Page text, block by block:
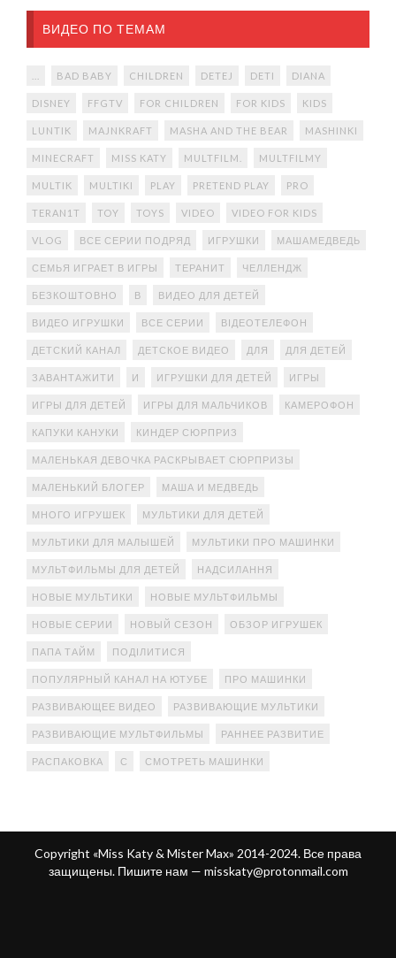
ВИДЕО ПО ТЕМАМ
BAD BABY CHILDREN DETEJ DETI DIANA
DISNEY FFGTV FOR CHILDREN FOR KIDS KIDS
LUNTIK MAJNKRAFT MASHA AND THE BEAR MASHINKI
MINECRAFT MISS KATY MULTFILM. MULTFILMY
MULTIK MULTIKI PLAY PRETEND PLAY PRO
TERAN1T TOY TOYS VIDEO VIDEO FOR KIDS
VLOG ВСЕ СЕРИИ ПОДРЯД ИГРУШКИ МАШАМЕДВЕДЬ
СЕМЬЯ ИГРАЕТ В ИГРЫ ТЕРАНИТ ЧЕЛЛЕНДЖ
БЕЗКОШТОВНО В ВИДЕО ДЛЯ ДЕТЕЙ
ВИДЕО ИГРУШКИ ВСЕ СЕРИИ ВІДЕОТЕЛЕФОН
ДЕТСКИЙ КАНАЛ ДЕТСКОЕ ВИДЕО ДЛЯ ДЛЯ ДЕТЕЙ
ЗАВАНТАЖИТИ И ИГРУШКИ ДЛЯ ДЕТЕЙ ИГРЫ
ИГРЫ ДЛЯ ДЕТЕЙ ИГРЫ ДЛЯ МАЛЬЧИКОВ КАМЕРОФОН
КАПУКИ КАНУКИ КИНДЕР СЮРПРИЗ
МАЛЕНЬКАЯ ДЕВОЧКА РАСКРЫВАЕТ СЮРПРИЗЫ
МАЛЕНЬКИЙ БЛОГЕР МАША И МЕДВЕДЬ
МНОГО ИГРУШЕК МУЛЬТИКИ ДЛЯ ДЕТЕЙ
МУЛЬТИКИ ДЛЯ МАЛЫШЕЙ МУЛЬТИКИ ПРО МАШИНКИ
МУЛЬТФИЛЬМЫ ДЛЯ ДЕТЕЙ НАДСИЛАННЯ
НОВЫЕ МУЛЬТИКИ НОВЫЕ МУЛЬТФИЛЬМЫ
НОВЫЕ СЕРИИ НОВЫЙ СЕЗОН ОБЗОР ИГРУШЕК
ПАПА ТАЙМ ПОДІЛИТИСЯ
ПОПУЛЯРНЫЙ КАНАЛ НА ЮТУБЕ ПРО МАШИНКИ
РАЗВИВАЮЩЕЕ ВИДЕО РАЗВИВАЮЩИЕ МУЛЬТИКИ
РАЗВИВАЮЩИЕ МУЛЬТФИЛЬМЫ РАННЕЕ РАЗВИТИЕ
РАСПАКОВКА С СМОТРЕТЬ МАШИНКИ
Copyright «Miss Katy & Mister Max» 2014-2024. Все права
защищены. Пишите нам — misskaty@protonmail.com